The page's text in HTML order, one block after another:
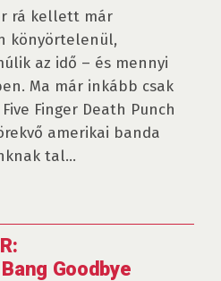
rá kellett már
könyörtelenül,
az idő – és mennyi
Ma már inkább csak
Finger Death Punch
amerikai banda
tal...
Goodbye